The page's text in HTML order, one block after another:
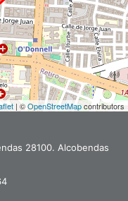
| ©OpenStreetMapcontributors
28100. Alcobendas